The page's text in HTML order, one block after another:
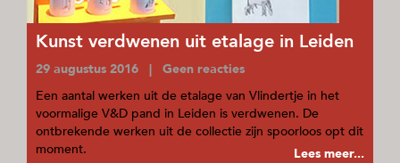
Kunst verdwenen uit etalage in Leiden
29 augustus 2016 | Geen reacties
Een aantal werken uit de etalage van Vlindertje in het
voormalige V&D pand in Leiden is verdwenen. De
ontbrekende werken uit de collectie zijn spoorloos opt dit
moment.
Lees meer...